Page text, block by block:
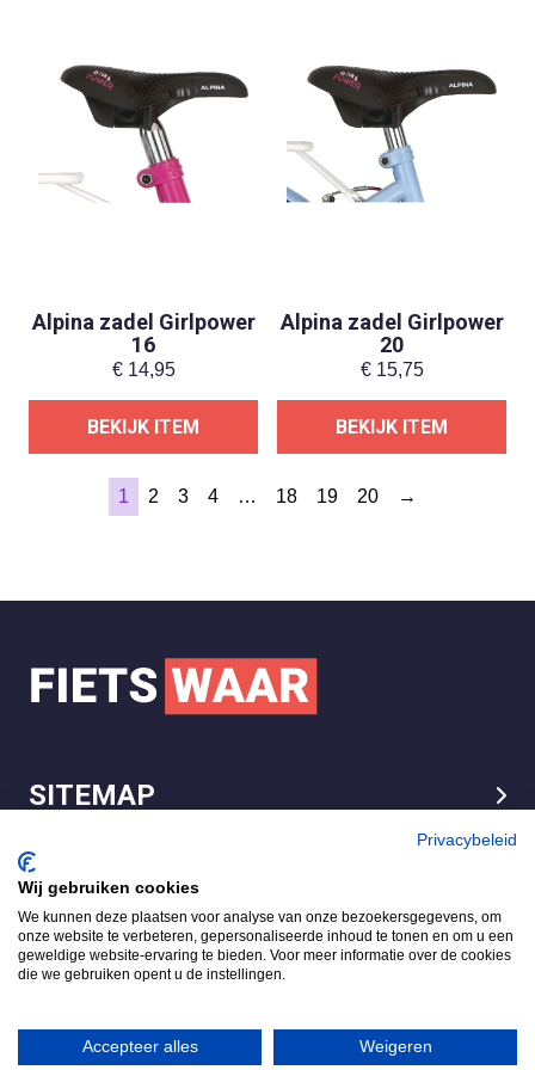
Alpina zadel Girlpower
16
€14,95
BEKIJK ITEM
Alpina zadel Girlpower
20
€15,75
BEKIJK ITEM
1 2 3 4 … 18 19 20 →
SITEMAP
LEGAL
FietsWaar.nl
4.7
Gebaseerd op 540 reviews
Review ons op
Privacybeleid
Wij gebruiken cookies
We kunnen deze plaatsen voor analyse van onze bezoekersgegevens, om
onze website te verbeteren, gepersonaliseerde inhoud te tonen en om u een
geweldige website-ervaring te bieden. Voor meer informatie over de cookies
die we gebruiken opent u de instellingen.
Accepteer alles Weigeren